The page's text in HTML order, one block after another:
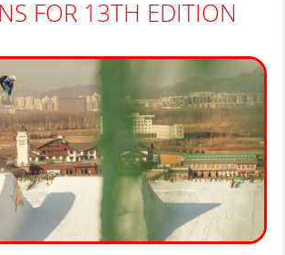
FOR 13TH EDITION